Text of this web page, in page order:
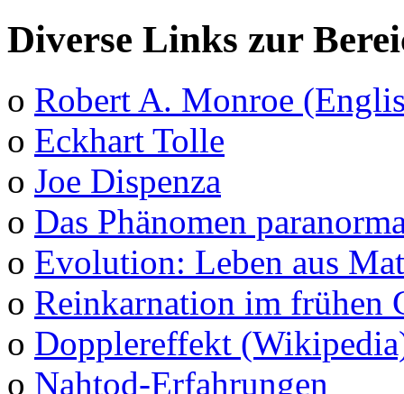
Diverse Links zur
o Robert A. Monroe
o Eckhart Tolle
o Joe Dispenza
o Das Phänomen
o Evolution: Leben aus
o Reinkarnation im frühen
o Dopplereffekt
o Nahtod-Erfahrungen